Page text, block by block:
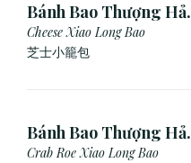
Bánh Bao Thượng Hải
Phô Mai (3 Viên)
Cheese Xiao Long Bao
芝士小籠包
Bánh Bao Thượng Hải
Gạch Cua (3 Viên)
Crab Roe Xiao Long Bao